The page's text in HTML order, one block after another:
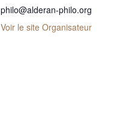
philo@alderan-philo.org
Voir le site Organisateur